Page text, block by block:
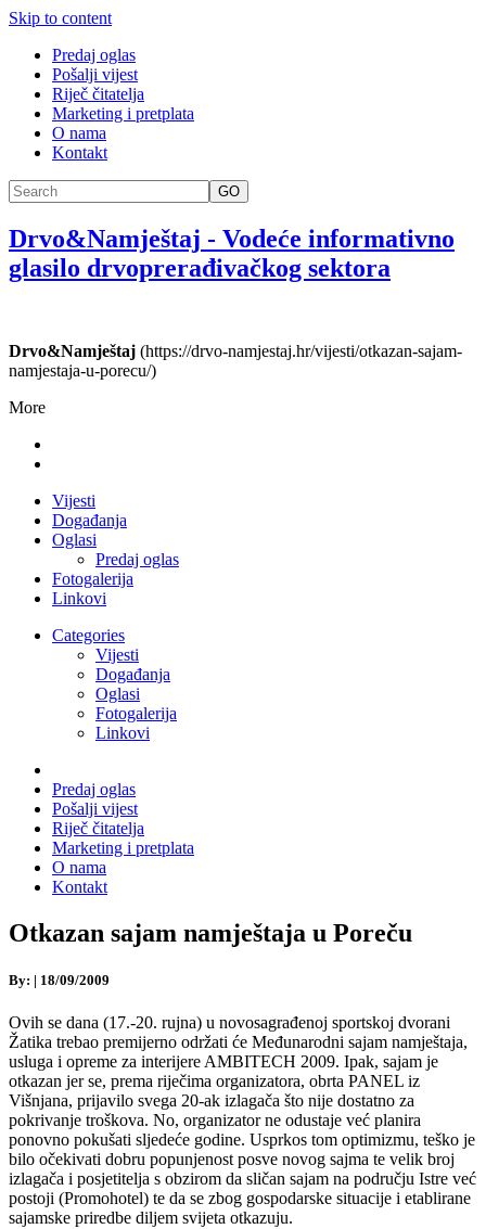
Skip to content
Predaj oglas
Pošalji vijest
Riječ čitatelja
Marketing i pretplata
O nama
Kontakt
GO
Drvo&Namještaj - Vodeće informativno
glasilo drvoprerađivačkog sektora
Drvo&Namještaj (https://drvo-namjestaj.hr/vijesti/otkazan-sajam-
namjestaja-u-porecu/)
More
Vijesti
Događanja
Oglasi
Predaj oglas
Fotogalerija
Linkovi
Categories
Vijesti
Događanja
Oglasi
Fotogalerija
Linkovi
Predaj oglas
Pošalji vijest
Riječ čitatelja
Marketing i pretplata
O nama
Kontakt
Otkazan sajam namještaja u Poreču
By: | 18/09/2009
Ovih se dana (17.-20. rujna) u novosagrađenoj sportskoj dvorani
Žatika trebao premijerno održati će Međunarodni sajam namještaja,
usluga i opreme za interijere AMBITECH 2009. Ipak, sajam je
otkazan jer se, prema riječima organizatora, obrta PANEL iz
Višnjana, prijavilo svega 20-ak izlagača što nije dostatno za
pokrivanje troškova. No, organizator ne odustaje već planira
ponovno pokušati sljedeće godine. Usprkos tom optimizmu, teško je
bilo očekivati dobru popunjenost posve novog sajma te velik broj
izlagača i posjetitelja s obzirom da sličan sajam na području Istre već
postoji (Promohotel) te da se zbog gospodarske situacije i etablirane
sajamske priredbe diljem svijeta otkazuju.